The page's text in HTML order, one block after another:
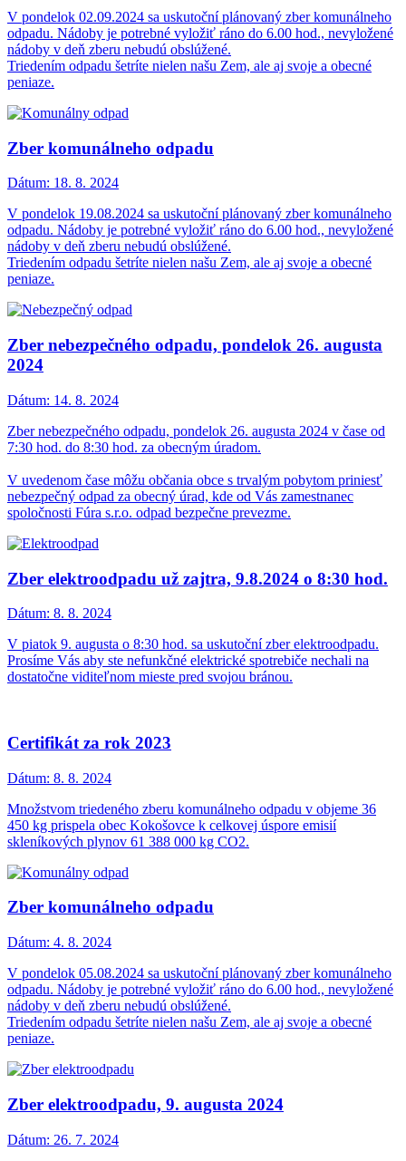
V pondelok 02.09.2024 sa uskutoční plánovaný zber komunálneho
odpadu. Nádoby je potrebné vyložiť ráno do 6.00 hod., nevyložené
nádoby v deň zberu nebudú obslúžené.
Triedením odpadu šetríte nielen našu Zem, ale aj svoje a obecné
peniaze.
Zber komunálneho odpadu
Dátum: 18. 8. 2024
V pondelok 19.08.2024 sa uskutoční plánovaný zber komunálneho
odpadu. Nádoby je potrebné vyložiť ráno do 6.00 hod., nevyložené
nádoby v deň zberu nebudú obslúžené.
Triedením odpadu šetríte nielen našu Zem, ale aj svoje a obecné
peniaze.
Zber nebezpečného odpadu, pondelok 26. augusta
2024
Dátum: 14. 8. 2024
Zber nebezpečného odpadu, pondelok 26. augusta 2024 v čase od
7:30 hod. do 8:30 hod. za obecným úradom.
V uvedenom čase môžu občania obce s trvalým pobytom priniesť
nebezpečný odpad za obecný úrad, kde od Vás zamestnanec
spoločnosti Fúra s.r.o. odpad bezpečne prevezme.
Zber elektroodpadu už zajtra, 9.8.2024 o 8:30 hod.
Dátum: 8. 8. 2024
V piatok 9. augusta o 8:30 hod. sa uskutoční zber elektroodpadu.
Prosíme Vás aby ste nefunkčné elektrické spotrebiče nechali na
dostatočne viditeľnom mieste pred svojou bránou.
Certifikát za rok 2023
Dátum: 8. 8. 2024
Množstvom triedeného zberu komunálneho odpadu v objeme 36
450 kg prispela obec Kokošovce k celkovej úspore emisií
skleníkových plynov 61 388 000 kg CO2.
Zber komunálneho odpadu
Dátum: 4. 8. 2024
V pondelok 05.08.2024 sa uskutoční plánovaný zber komunálneho
odpadu. Nádoby je potrebné vyložiť ráno do 6.00 hod., nevyložené
nádoby v deň zberu nebudú obslúžené.
Triedením odpadu šetríte nielen našu Zem, ale aj svoje a obecné
peniaze.
Zber elektroodpadu, 9. augusta 2024
Dátum: 26. 7. 2024